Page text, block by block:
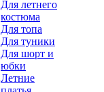
Для летнего
костюма
Для топа
Для туники
Для шорт и
юбки
Летние